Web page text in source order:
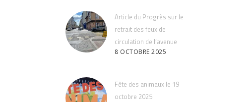
Article du Progrès sur le
retrait des feux de
circulation de l’avenue
8 OCTOBRE 2025
Fête des animaux le 19
octobre 2025